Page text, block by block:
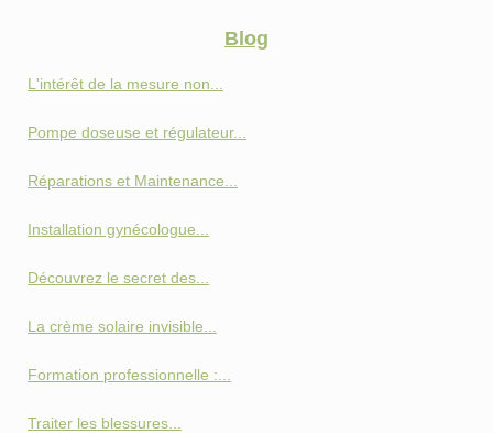
Blog
L'intérêt de la mesure non...
Pompe doseuse et régulateur...
Réparations et Maintenance...
Installation gynécologue...
Découvrez le secret des...
La crème solaire invisible...
Formation professionnelle :...
Traiter les blessures...